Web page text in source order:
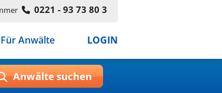
0221 - 93 73 80 3
Für Anwälte LOGIN